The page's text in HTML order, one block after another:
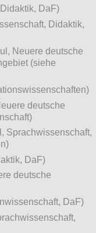
DaF)
Didaktik,
Neuere deutsche
(siehe
deutsche
Sprachwissenschaft,
DaF)
deutsche
DaF)